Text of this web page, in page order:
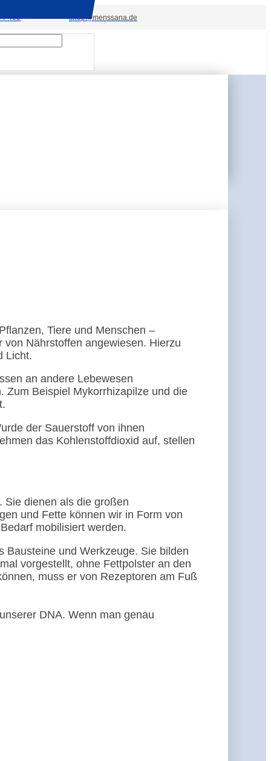
400 shop@menssana.de
Tiere und Menschen –
von Nährstoffen angewiesen. Hierzu
Licht.
an andere Lebewesen
Zum Beispiel Mykorrhizapilze und die
der Sauerstoff von ihnen
das Kohlenstoffdioxid auf, stellen
Sie dienen als die großen
und Fette können wir in Form von
mobilisiert werden.
Bausteine und Werkzeuge. Sie bilden
vorgestellt, ohne Fettpolster an den
muss er von Rezeptoren am Fuß
DNA. Wenn man genau